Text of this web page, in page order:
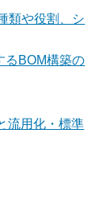
類や役割、シ
るBOM構築の
流用化・標準